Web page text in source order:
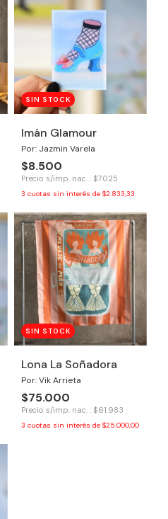
SIN STOCK
Imán Glamour
Por: Jazmin Varela
$8.500
Precio s/imp. nac. : $7.025
3 cuotas sin interés de $2.833,33
SIN STOCK
Lona La Soñadora
Por: Vik Arrieta
$75.000
Precio s/imp. nac. : $61.983
3 cuotas sin interés de $25.000,00